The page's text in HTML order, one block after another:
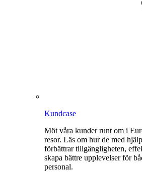
Kundcase
Möt våra kunder runt om i
resor. Läs om hur de med
förbättrar tillgängligheten,
skapa bättre upplevelser för
personal.